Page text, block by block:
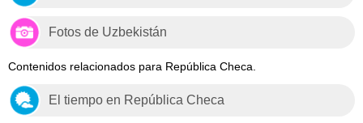
Fotos de Uzbekistán
Contenidos relacionados para República Checa.
El tiempo en República Checa